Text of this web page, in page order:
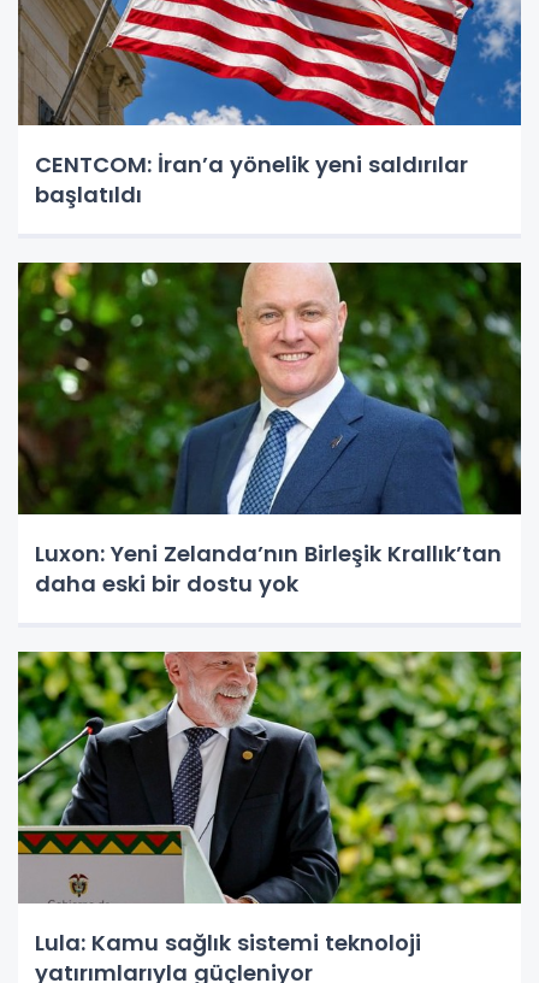
CENTCOM: İran’a yönelik yeni saldırılar
başlatıldı
Luxon: Yeni Zelanda’nın Birleşik Krallık’tan
daha eski bir dostu yok
Lula: Kamu sağlık sistemi teknoloji
yatırımlarıyla güçleniyor